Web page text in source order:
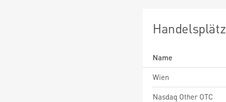
Name
Wien
Nasdaq Other OTC